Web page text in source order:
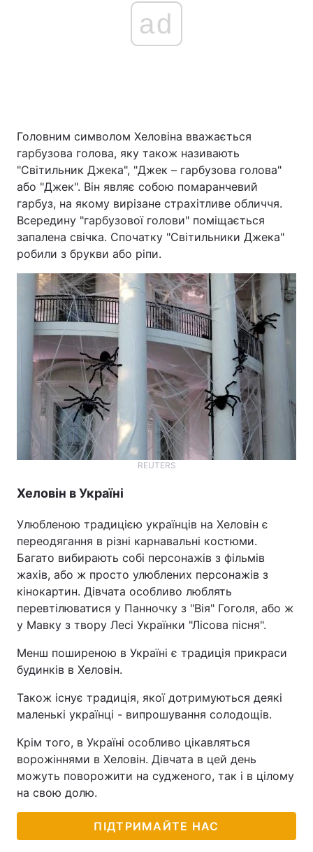
ad
Головним символом Хеловіна вважається
гарбузова голова, яку також називають
"Світильник Джека", "Джек – гарбузова голова"
або "Джек". Він являє собою помаранчевий
гарбуз, на якому вирізане страхітливе обличчя.
Всередину "гарбузової голови" поміщається
запалена свічка. Спочатку "Світильники Джека"
робили з брукви або ріпи.
REUTERS
Хеловін в Україні
Улюбленою традицією українців на Хеловін є
переодягання в різні карнавальні костюми.
Багато вибирають собі персонажів з фільмів
жахів, або ж просто улюблених персонажів з
кінокартин. Дівчата особливо люблять
перевтілюватися у Панночку з "Вія" Гоголя, або ж
у Мавку з твору Лесі Українки "Лісова пісня".
Менш поширеною в Україні є традиція прикраси
будинків в Хеловін.
Також існує традиція, якої дотримуються деякі
маленькі українці - випрошування солодощів.
Крім того, в Україні особливо цікавляться
ворожіннями в Хеловін. Дівчата в цей день
можуть поворожити на судженого, так і в цілому
на свою долю.
ПІДТРИМАЙТЕ НАС